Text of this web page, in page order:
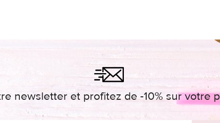
newsletter et profitez de -10% sur votre